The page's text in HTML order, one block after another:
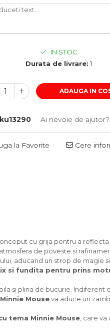
IN STOC
Durata de livrare: 1
ADAUGA IN
Ai nevoie de ajutor?
la Favorite Cere
cu grija pentru a reflecta
de poveste si
aducand un strop de magie
si fundita pentru prins
si plina de bucurie. Indiferent
Mouseva aduce un
tema Minnie Mouse , care